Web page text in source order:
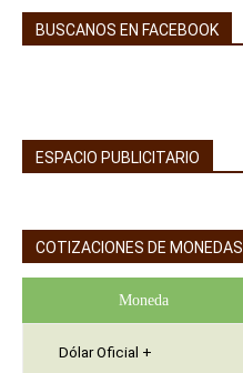
BUSCANOS EN FACEBOOK
ESPACIO PUBLICITARIO
COTIZACIONES DE MONEDAS
Moneda
Dólar Oficial +